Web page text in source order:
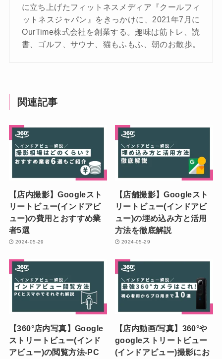
に立ち上げたフィットネスメディア『クールフィ
ットネスジャパン』をきっかけに、2021年7月に
OurTime株式会社を創業する。趣味は筋トレ、読
書、ゴルフ、サウナ、猫もふもふ、朝のお散歩。
関連記事
【店内撮影】Googleスト
リートビュー(インドアビ
ュー)の費用とおすすめ業
者5選
2024-05-29
【店舗撮影】Googleスト
リートビュー(インドアビ
ュー)の埋め込み方と活用
方法を徹底解説
2024-05-29
【360°店内写真】Google
ストリートビュー(インド
アビュー)の閲覧方法-PC
【店内動画/写真】360°や
googleストリートビュー
(インドアビュー)撮影にお